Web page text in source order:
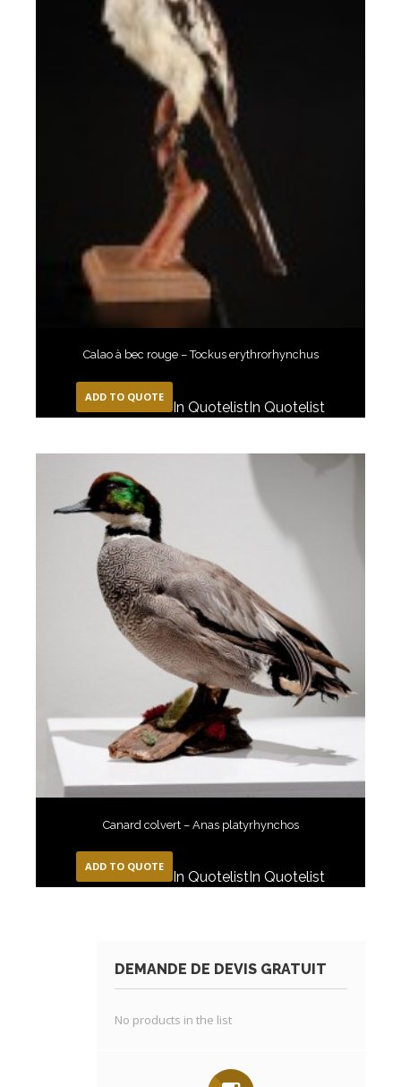
Calao à bec rouge – Tockus erythrorhynchus
ADD TO QUOTE
In QuotelistIn Quotelist
Canard colvert – Anas platyrhynchos
ADD TO QUOTE
In QuotelistIn Quotelist
DEMANDE DE DEVIS GRATUIT
No products in the list